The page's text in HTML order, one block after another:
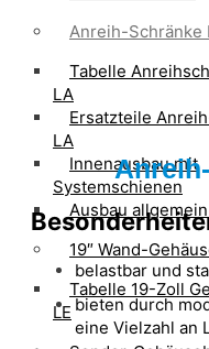
Anreih-Schränke
Tabelle
LA
Ersatzteile
LA
Innenausbau mit
Systemschienen
Ausbau
19″ Wand-
Tabelle 19-Zoll
LE
belastbar und
bieten durch
eine Vielzahl an